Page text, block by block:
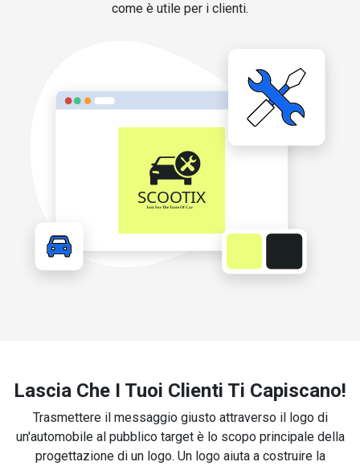
come è utile per i clienti.
Lascia Che I Tuoi Clienti Ti Capiscano!
Trasmettere il messaggio giusto attraverso il logo di
un'automobile al pubblico target è lo scopo principale della
progettazione di un logo. Un logo aiuta a costruire la